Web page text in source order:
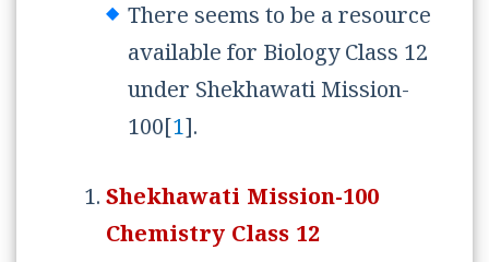
There seems to be a resource
available for Biology Class 12
under Shekhawati Mission-
100[1].
Shekhawati Mission-100
Chemistry Class 12